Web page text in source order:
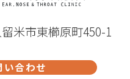
米市東櫛原町450-1
い合わせ